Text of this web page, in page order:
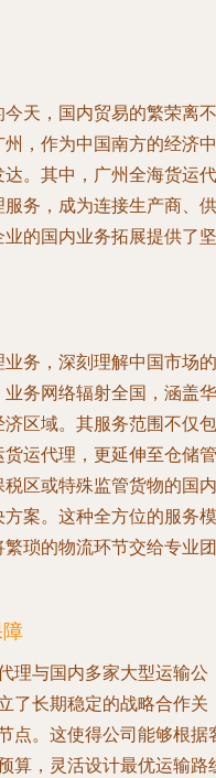
天，国内贸易的繁荣离不
，作为中国南方的经济中
。其中，广州全海货运代
务，成为连接生产商、供
的国内业务拓展提供了坚
务，深刻理解中国市场的
务网络辐射全国，涵盖华
区域。其服务范围不仅包
运代理，更延伸至仓储管
区或特殊监管货物的国内
案。这种全方位的服务模
琐的物流环节交给专业团
理与国内多家大型运输公
了长期稳定的战略合作关
点。这使得公司能够根据
算，灵活设计最优运输路